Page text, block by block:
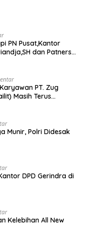
PN Pusat,Kantor
dan Patners
PT. Zug
Masih Terus
Munir, Polri Didesak
DPD Gerindra di
Kelebihan All New